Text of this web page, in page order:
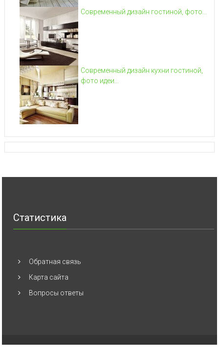
Современный дизайн гостиной, фото...
Современный дизайн кухни гостиной,
фото идеи...
Статистика
Обратная связь
Карта сайта
Вопросы ответы